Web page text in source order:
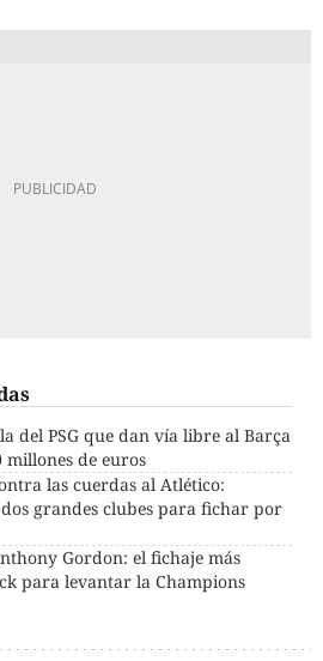
del PSG que dan vía libre al Barça
de euros
las cuerdas al Atlético:
grandes clubes para fichar por
Gordon: el fichaje más
para levantar la Champions